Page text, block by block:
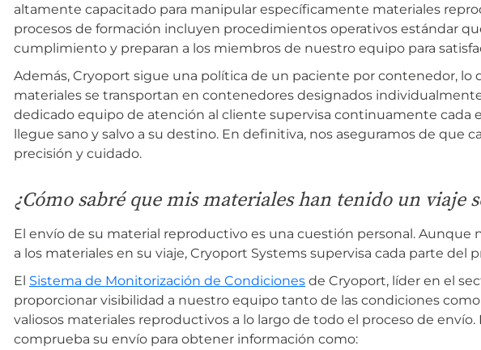
altamente capacitado para manipular específicamente materiales
procesos de formación incluyen procedimientos operativos estándar
cumplimiento y preparan a los miembros de nuestro equipo para
Además, Cryoport sigue una política de un paciente por contenedor, lo
materiales se transportan en contenedores designados
dedicado equipo de atención al cliente supervisa continuamente cada
llegue sano y salvo a su destino. En definitiva, nos aseguramos de que
precisión y cuidado.
¿Cómo sabré que mis materiales han tenido un viaje
El envío de su material reproductivo es una cuestión personal. Aunque
a los materiales en su viaje, Cryoport Systems supervisa cada parte del
El Sistema de Monitorización de Condiciones de Cryoport, líder en el
proporcionar visibilidad a nuestro equipo tanto de las condiciones
valiosos materiales reproductivos a lo largo de todo el proceso de
comprueba su envío para obtener información como: